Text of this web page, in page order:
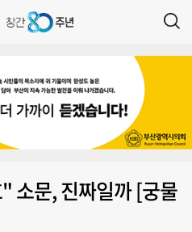
소문, 진짜일까 [궁물